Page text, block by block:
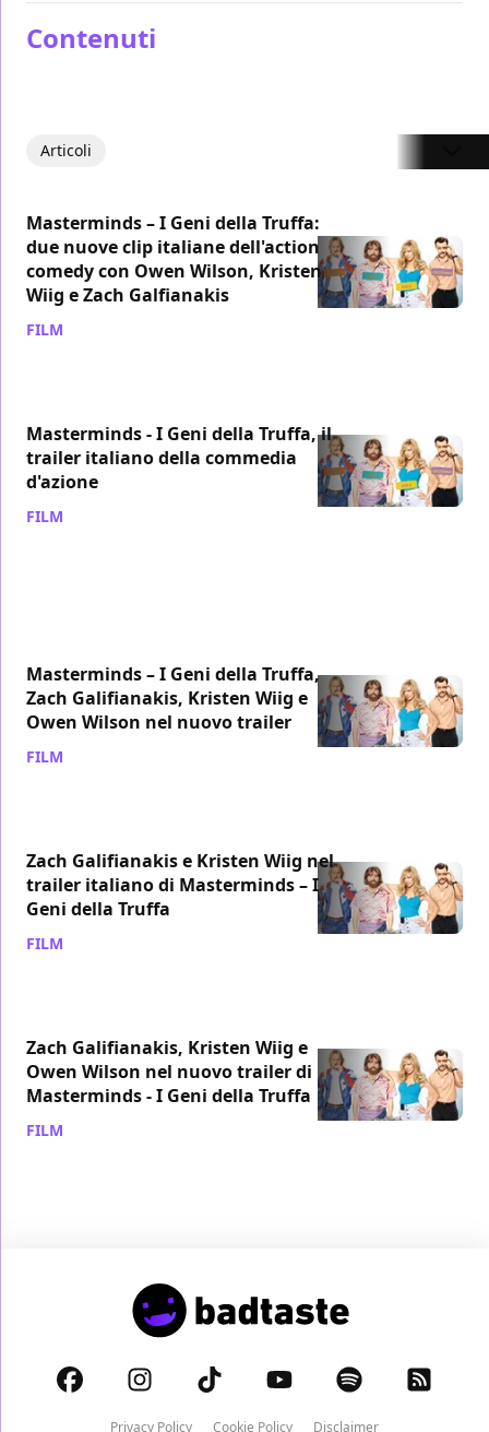
Contenuti
Articoli
Masterminds – I Geni della Truffa:
due nuove clip italiane dell'action
comedy con Owen Wilson, Kristen
Wiig e Zach Galfianakis
FILM
Masterminds - I Geni della Truffa, il
trailer italiano della commedia
d'azione
FILM
Masterminds – I Geni della Truffa,
Zach Galifianakis, Kristen Wiig e
Owen Wilson nel nuovo trailer
FILM
Zach Galifianakis e Kristen Wiig nel
trailer italiano di Masterminds – I
Geni della Truffa
FILM
Zach Galifianakis, Kristen Wiig e
Owen Wilson nel nuovo trailer di
Masterminds - I Geni della Truffa
FILM
Privacy Policy Cookie Policy Disclaimer